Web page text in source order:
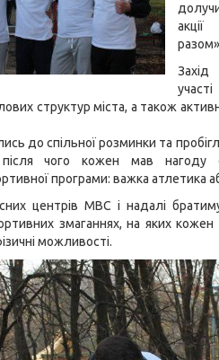
разом»
Захід
участі
структур міста, а також
до спільної розминки та
чого кожен мав нагоду
програми: важка атлетика
центрів МВС і надалі
змаганнях, на яких
можливості.